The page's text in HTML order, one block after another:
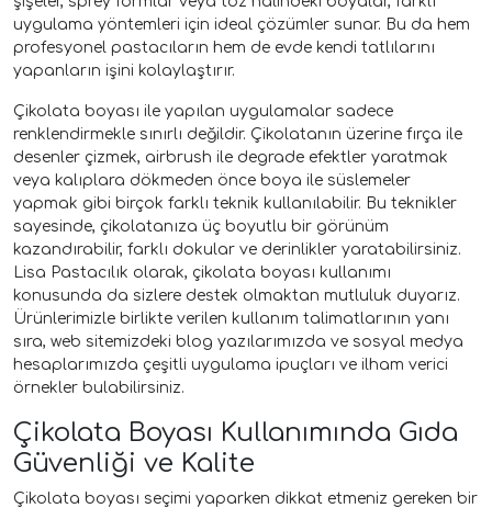
uygulama yöntemleri için ideal çözümler sunar. Bu da hem
profesyonel pastacıların hem de evde kendi tatlılarını
yapanların işini kolaylaştırır.
Çikolata boyası ile yapılan uygulamalar sadece
renklendirmekle sınırlı değildir. Çikolatanın üzerine fırça ile
desenler çizmek, airbrush ile degrade efektler yaratmak
veya kalıplara dökmeden önce boya ile süslemeler
yapmak gibi birçok farklı teknik kullanılabilir. Bu teknikler
sayesinde, çikolatanıza üç boyutlu bir görünüm
kazandırabilir, farklı dokular ve derinlikler yaratabilirsiniz.
Lisa Pastacılık olarak, çikolata boyası kullanımı
konusunda da sizlere destek olmaktan mutluluk duyarız.
Ürünlerimizle birlikte verilen kullanım talimatlarının yanı
sıra, web sitemizdeki blog yazılarımızda ve sosyal medya
hesaplarımızda çeşitli uygulama ipuçları ve ilham verici
örnekler bulabilirsiniz.
Çikolata Boyası Kullanımında Gıda
Güvenliği ve Kalite
Çikolata boyası seçimi yaparken dikkat etmeniz gereken bir